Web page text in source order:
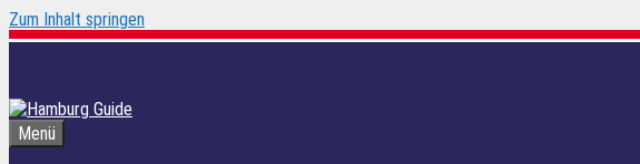
Zum Inhalt springen
Menü